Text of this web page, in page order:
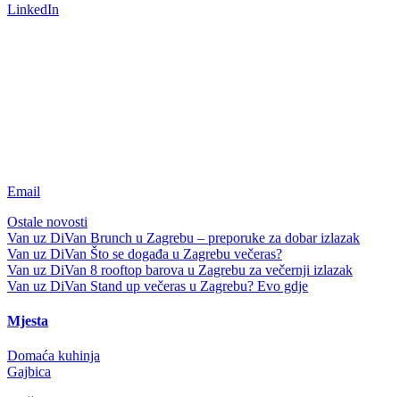
LinkedIn
Email
Ostale novosti
Van uz DiVan Brunch u Zagrebu – preporuke za dobar izlazak
Van uz DiVan Što se događa u Zagrebu večeras?
Van uz DiVan 8 rooftop barova u Zagrebu za večernji izlazak
Van uz DiVan Stand up večeras u Zagrebu? Evo gdje
Mjesta
Domaća kuhinja
Gajbica